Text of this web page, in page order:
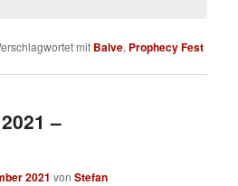
mit Balve, Prophecy Fest
–
2021 vonStefan